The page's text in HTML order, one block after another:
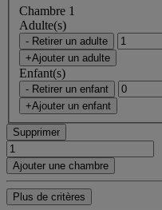
Chambre 1
Adulte(s)
- Retirer un adulte
+Ajouter un adulte
Enfant(s)
- Retirer un enfant
+Ajouter un enfant
Supprimer
Ajouter une chambre
Plus de critères